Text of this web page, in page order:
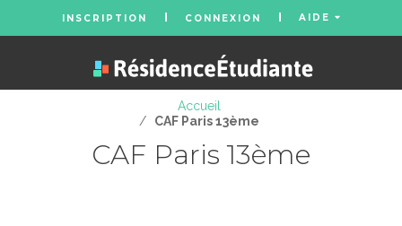
INSCRIPTION CONNEXION AIDE
Accueil
/
CAF Paris 13ème
CAF Paris 13ème